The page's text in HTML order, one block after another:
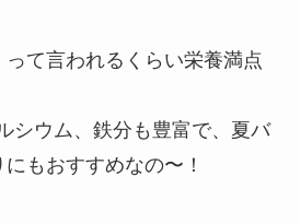
て言われるくらい栄養満点
シウム、鉄分も豊富で、夏バ
もおすすめなの〜！